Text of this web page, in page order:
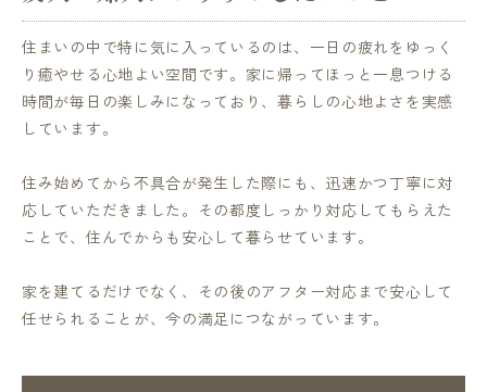
住まいの中で特に気に入っているのは、一日の疲れをゆっく
り癒やせる心地よい空間です。家に帰ってほっと一息つける
時間が毎日の楽しみになっており、暮らしの心地よさを実感
しています。
住み始めてから不具合が発生した際にも、迅速かつ丁寧に対
応していただきました。その都度しっかり対応してもらえた
ことで、住んでからも安心して暮らせています。
家を建てるだけでなく、その後のアフター対応まで安心して
任せられることが、今の満足につながっています。